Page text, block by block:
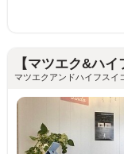
【マツエク&ハ
マツエクアンドハイフスイ